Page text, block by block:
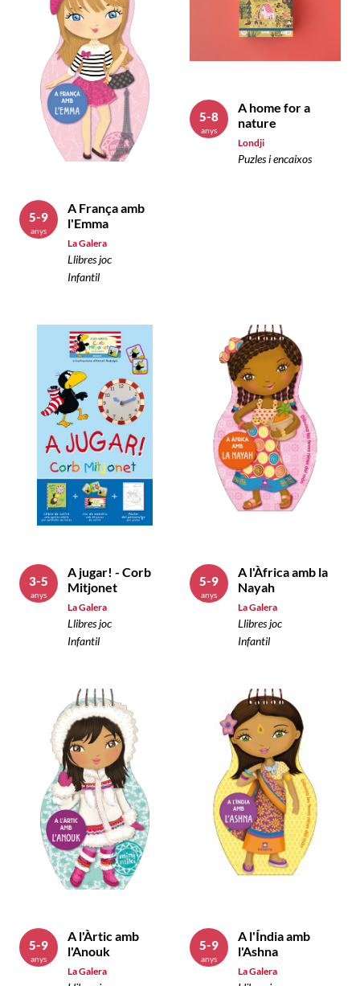
A França amb
l'Emma
La Galera
Llibres joc
Infantil
5-9
anys
A home for a
nature
Londji
Puzles i encaixos
5-8
anys
A jugar! - Corb
Mitjonet
La Galera
Llibres joc
Infantil
3-5
anys
A l'Àfrica amb la
Nayah
La Galera
Llibres joc
Infantil
5-9
anys
A l'Àrtic amb
l'Anouk
La Galera
5-9
anys
A l'Índia amb
l'Ashna
La Galera
5-9
anys